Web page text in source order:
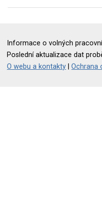
Informace o volných
Poslední aktualizace dat
O webu a kontakty |Ochrana